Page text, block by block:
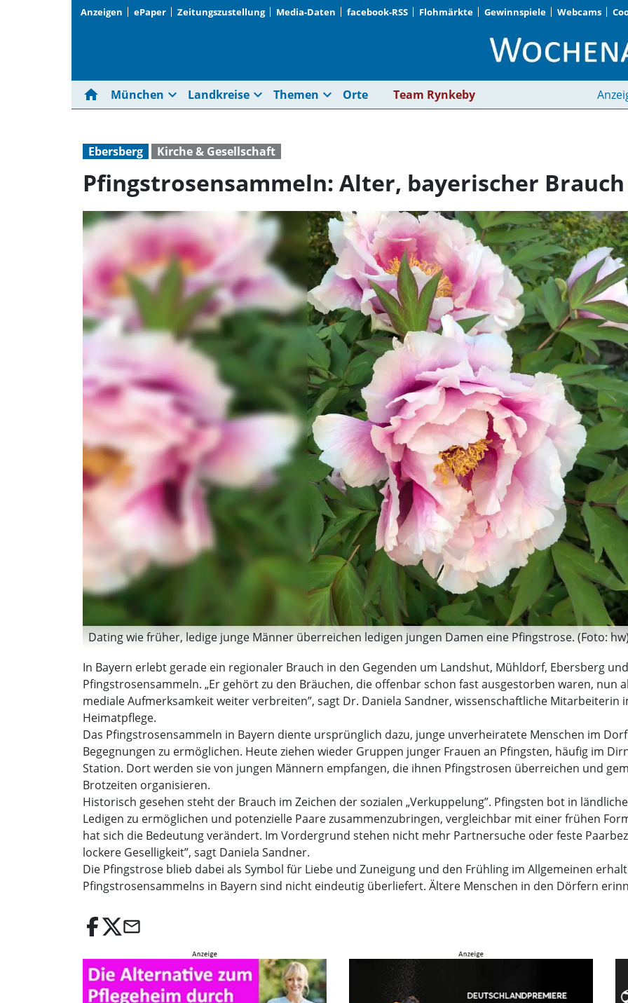
Anzeigen ePaper Zeitungszustellung Media-Daten facebook-RSS Flohmärkte Gewinnspiele Webcams
home München expand_more Landkreise expand_more Themen expand_more Orte Team Rynkeby
Ebersberg Kirche & Gesellschaft
Pfingstrosensammeln: Alter, bayerischer Brauch
Dating wie früher, ledige junge Männer überreichen ledigen jungen Damen eine Pfingstrose. (Foto:
In Bayern erlebt gerade ein regionaler Brauch in den Gegenden um Landshut, Mühldorf, Ebersberg
Pfingstrosensammeln. „Er gehört zu den Bräuchen, die offenbar schon fast ausgestorben waren, nun
mediale Aufmerksamkeit weiter verbreiten”, sagt Dr. Daniela Sandner, wissenschaftliche Mitarbeiterin
Heimatpflege.
Das Pfingstrosensammeln in Bayern diente ursprünglich dazu, junge unverheiratete Menschen im
Begegnungen zu ermöglichen. Heute ziehen wieder Gruppen junger Frauen an Pfingsten, häufig im
Station. Dort werden sie von jungen Männern empfangen, die ihnen Pfingstrosen überreichen und
Brotzeiten organisieren.
Historisch gesehen steht der Brauch im Zeichen der sozialen „Verkuppelung”. Pfingsten bot in
Ledigen zu ermöglichen und potenzielle Paare zusammenzubringen, vergleichbar mit einer frühen
hat sich die Bedeutung verändert. Im Vordergrund stehen nicht mehr Partnersuche oder feste
lockere Geselligkeit”, sagt Daniela Sandner.
Die Pfingstrose blieb dabei als Symbol für Liebe und Zuneigung und den Frühling im Allgemeinen
Pfingstrosensammelns in Bayern sind nicht eindeutig überliefert. Ältere Menschen in den Dörfern
email